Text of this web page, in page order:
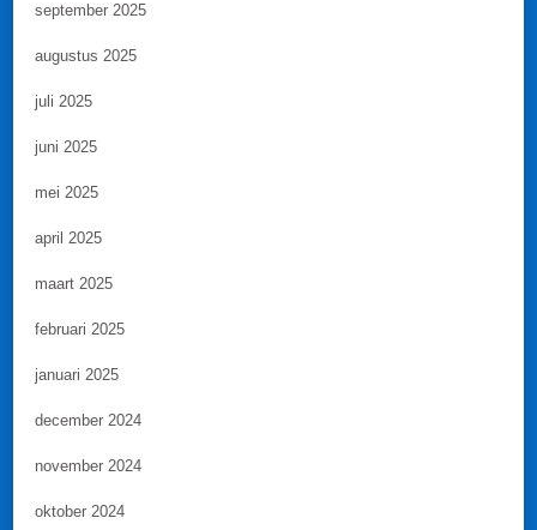
september 2025
augustus 2025
juli 2025
juni 2025
mei 2025
april 2025
maart 2025
februari 2025
januari 2025
december 2024
november 2024
oktober 2024